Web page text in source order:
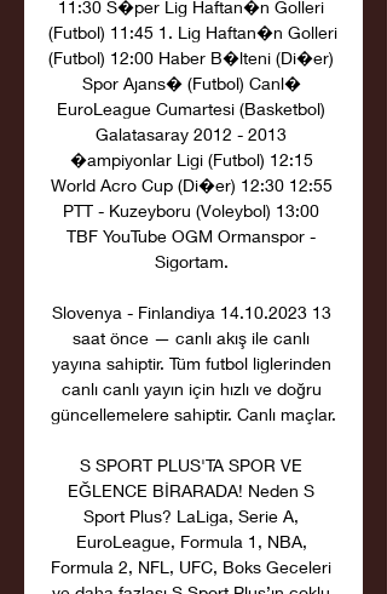
11:30 S�per Lig Haftan�n Golleri
(Futbol) 11:45 1. Lig Haftan�n Golleri
(Futbol) 12:00 Haber B�lteni (Di�er)
Spor Ajans� (Futbol) Canl�
EuroLeague Cumartesi (Basketbol)
Galatasaray 2012 - 2013
�ampiyonlar Ligi (Futbol) 12:15
World Acro Cup (Di�er) 12:30 12:55
PTT - Kuzeyboru (Voleybol) 13:00
TBF YouTube OGM Ormanspor -
Sigortam.
Slovenya - Finlandiya 14.10.2023 13
saat önce — canlı akış ile canlı
yayına sahiptir. Tüm futbol liglerinden
canlı canlı yayın için hızlı ve doğru
güncellemelere sahiptir. Canlı maçlar.
S SPORT PLUS'TA SPOR VE
EĞLENCE BİRARADA! Neden S
Sport Plus? LaLiga, Serie A,
EuroLeague, Formula 1, NBA,
Formula 2, NFL, UFC, Boks Geceleri